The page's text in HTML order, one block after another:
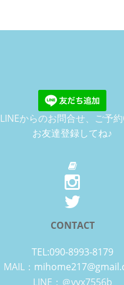
LINEからのお問合せ、ご予約
お友達登録してね♪
CONTACT
TEL:090-8993-8179
MAIL：
LINE：＠vyx7556b